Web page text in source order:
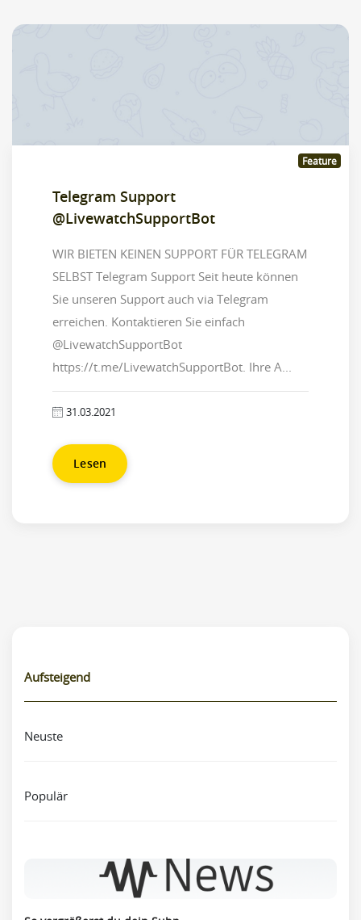
Feature
Telegram Support
@LivewatchSupportBot
WIR BIETEN KEINEN SUPPORT FÜR TELEGRAM
SELBST Telegram Support Seit heute können
Sie unseren Support auch via Telegram
erreichen. Kontaktieren Sie einfach
@LivewatchSupportBot
https://t.me/LivewatchSupportBot. Ihre A...
31.03.2021
Lesen
Aufsteigend
Neuste
Populär